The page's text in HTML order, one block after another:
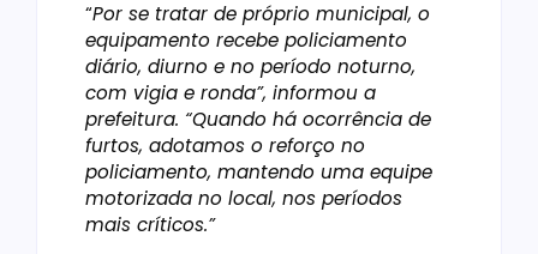
“Por se tratar de próprio municipal, o
equipamento recebe policiamento
diário, diurno e no período noturno,
com vigia e ronda”, informou a
prefeitura. “Quando há ocorrência de
furtos, adotamos o reforço no
policiamento, mantendo uma equipe
motorizada no local, nos períodos
mais críticos.”